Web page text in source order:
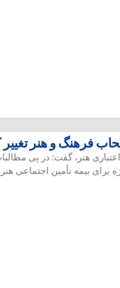
فرهنگ و هنر تغییر
هنر، گفت: در پی
برای بیمه تأمین اجتماعی